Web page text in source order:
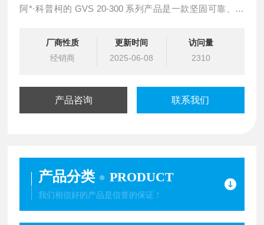
阿*·科普柯的 GVS 20-300 系列产品是一款坚固可靠、具
性能高效的 GVS 20-300 系列真空泵非常适合应用于包
厂商性质
经销商
更新时间
2025-06-08
访问量
2310
产品咨询 联系我们
产品分类 PRODUCT
我们相信好的产品是信誉的保证！